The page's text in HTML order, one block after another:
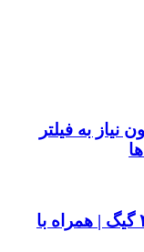
به فیلتر
۱۰ بازی پیشنهادی برای رم زیر ۴ گیگ | همراه با